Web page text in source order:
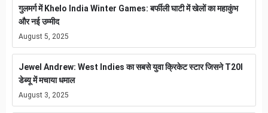
गुलमर्ग में Khelo India Winter Games: बर्फीली घाटी में खेलों का महाकुंभ
और नई उम्मीद
August 5, 2025
Jewel Andrew: West Indies का सबसे युवा क्रिकेट स्टार जिसने T20I
डेब्यू में मचाया धमाल
August 3, 2025